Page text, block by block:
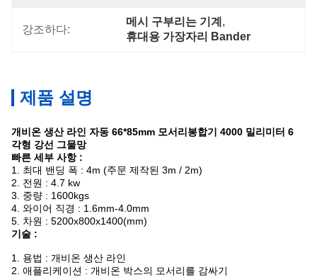
강조하다:
메시 구부리는 기계 ,
휴대용 가장자리 Bander
제품 설명
개비온 생산 라인 자동 66*85mm 모서리봉합기 4000 밀리미터 6
각형 강선 그물망
빠른 세부 사항 :
1. 최대 밴딩 폭 : 4m (주문 제작된 3m / 2m)
2. 전원 : 4.7 kw
3. 중량 : 1600kgs
4. 와이어 직경 : 1.6mm-4.0mm
5. 차원 : 5200x800x1400(mm)
기술 :
1. 용법 : 개비온 생산 라인
2. 애플리케이션 : 개비온 박스의 모서리를 감싸기